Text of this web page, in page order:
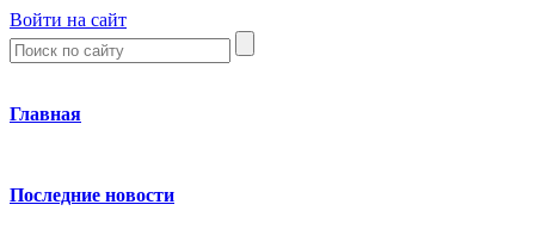
Войти на сайт
Главная
Последние новости